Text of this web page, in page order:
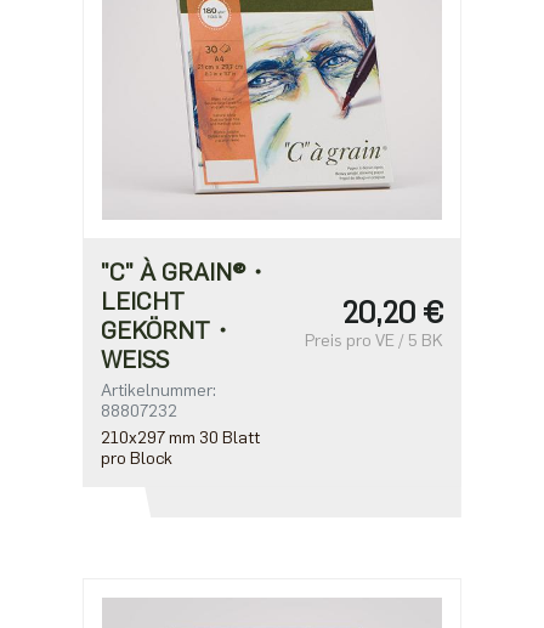
"C" À GRAIN®・
LEICHT
GEKÖRNT・
WEISS
Artikelnummer:
88807232
210x297 mm 30 Blatt
pro Block
20,20 €
Preis pro VE / 5 BK